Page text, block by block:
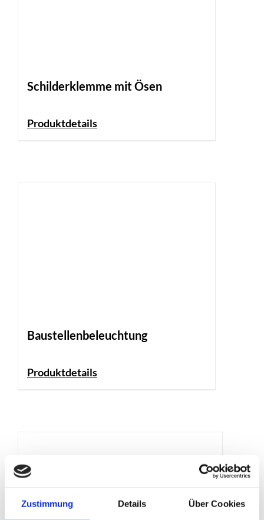
Zustimmung Details Über Cookies
Schilderklemme mit Ösen
Produktdetails
Baustellenbeleuchtung
Produktdetails